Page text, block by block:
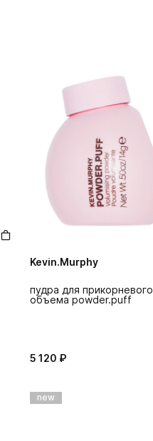
Kevin.Murphy
пудра для прикорневого
объема powder.puff
5 120 ₽
new